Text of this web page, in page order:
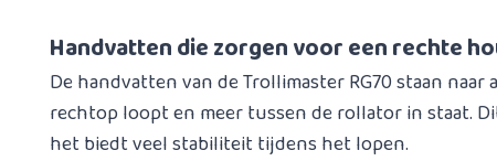
Handvatten die zorgen voor een rechte
De handvatten van de Trollimaster RG70 staan
rechtop loopt en meer tussen de rollator in staat.
het biedt veel stabiliteit tijdens het lopen.